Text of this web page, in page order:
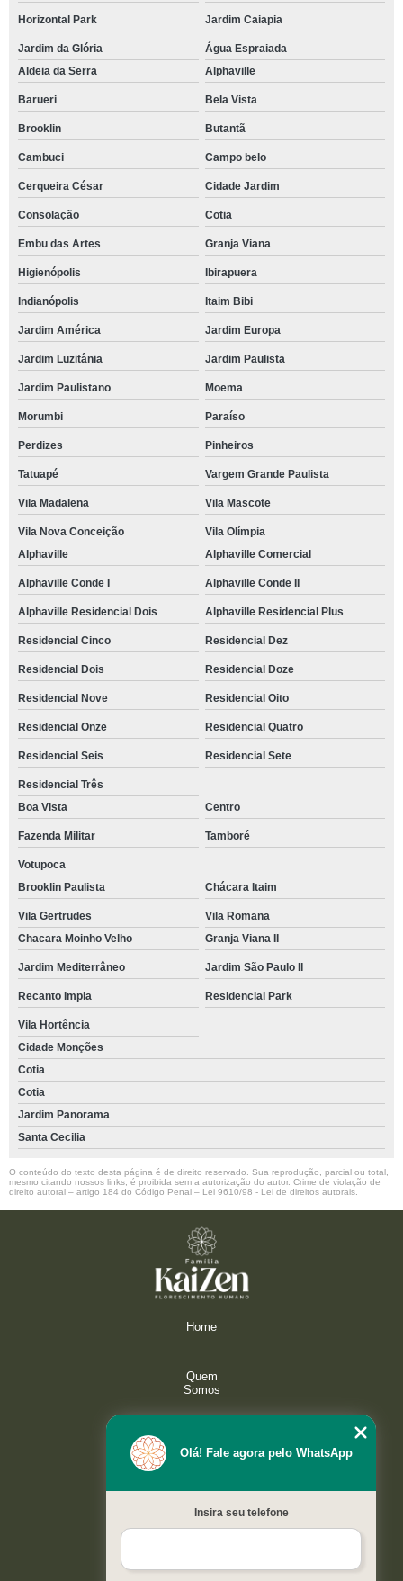
Horizontal Park Jardim Caiapia
Jardim da Glória
Água Espraiada
Aldeia da Serra
Alphaville
Barueri Bela Vista
Brooklin Butantã
Cambuci Campo belo
Cerqueira César Cidade Jardim
Consolação Cotia
Embu das Artes Granja Viana
Higienópolis Ibirapuera
Indianópolis Itaim Bibi
Jardim América Jardim Europa
Jardim Luzitânia Jardim Paulista
Jardim Paulistano Moema
Morumbi Paraíso
Perdizes Pinheiros
Tatuapé Vargem Grande Paulista
Vila Madalena Vila Mascote
Vila Nova Conceição
Vila Olímpia
Alphaville
Alphaville Comercial
Alphaville Conde I Alphaville Conde II
Alphaville Residencial Dois Alphaville Residencial Plus
Residencial Cinco Residencial Dez
Residencial Dois Residencial Doze
Residencial Nove Residencial Oito
Residencial Onze Residencial Quatro
Residencial Seis Residencial Sete
Residencial Três
Boa Vista
Centro
Fazenda Militar Tamboré
Votupoca
Brooklin Paulista
Chácara Itaim
Vila Gertrudes
Vila Romana
Chacara Moinho Velho
Granja Viana II
Jardim Mediterrâneo Jardim São Paulo II
Recanto Impla Residencial Park
Vila Hortência
Cidade Monções
Cotia
Cotia
Jardim Panorama
Santa Cecilia
O conteúdo do texto desta página é de direito reservado. Sua reprodução, parcial ou total,
mesmo citando nossos links, é proibida sem a autorização do autor. Crime de violação de
direito autoral – artigo 184 do Código Penal – Lei 9610/98 - Lei de direitos autorais
Home
Quem
Somos
Galeria
Olá! Fale agora pelo WhatsApp
Insira seu telefone